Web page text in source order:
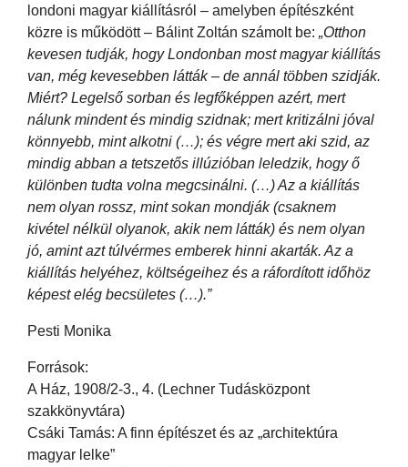
londoni magyar kiállításról – amelyben építészként
közre is működött – Bálint Zoltán számolt be: „Otthon
kevesen tudják, hogy Londonban most magyar kiállítás
van, még kevesebben látták – de annál többen szidják.
Miért? Legelső sorban és legfőképpen azért, mert
nálunk mindent és mindig szidnak; mert kritizálni jóval
könnyebb, mint alkotni (…); és végre mert aki szid, az
mindig abban a tetszetős illúzióban leledzik, hogy ő
különben tudta volna megcsinálni. (…) Az a kiállítás
nem olyan rossz, mint sokan mondják (csaknem
kivétel nélkül olyanok, akik nem látták) és nem olyan
jó, amint azt túlvérmes emberek hinni akarták. Az a
kiállítás helyéhez, költségeihez és a ráfordított időhöz
képest elég becsületes (…).”
Pesti Monika
Források:
A Ház, 1908/2-3., 4. (Lechner Tudásközpont
szakkönyvtára)
Csáki Tamás: A finn építészet és az „architektúra
magyar lelke”